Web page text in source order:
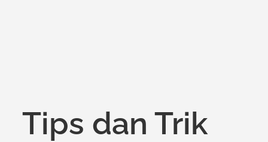
Tips dan Trik